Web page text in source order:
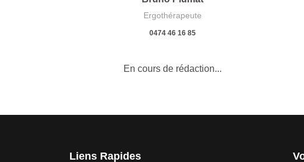
Ergothérapeute
0474 46 16 85
En cours de rédaction...
Liens Rapides